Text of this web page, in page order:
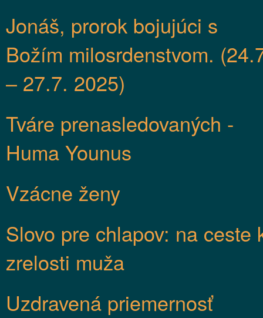
Jonáš, prorok bojujúci s
Božím milosrdenstvom.
– 27.7. 2025)
Tváre prenasledovaných -
Huma Younus
Vzácne ženy
Slovo pre chlapov: na ceste
zrelosti muža
Uzdravená priemernosť